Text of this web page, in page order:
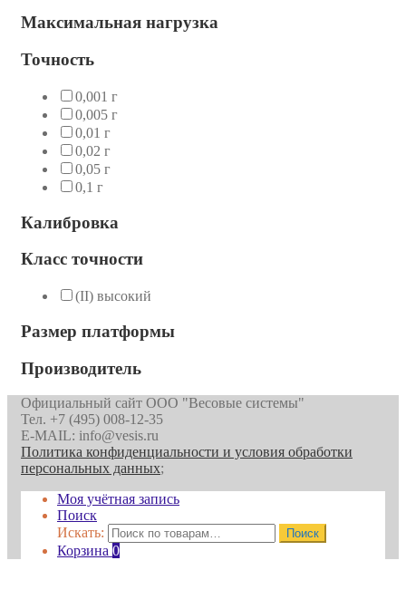
Максимальная нагрузка
Точность
0,001 г
0,005 г
0,01 г
0,02 г
0,05 г
0,1 г
Калибровка
Класс точности
(II) высокий
Размер платформы
Производитель
Официальный сайт ООО "Весовые системы"
Тел. +7 (495) 008-12-35
E-MAIL: info@vesis.ru
Политика конфиденциальности и условия обработки
персональных данных;
Моя учётная запись
Поиск
Искать:
Поиск
Корзина 0